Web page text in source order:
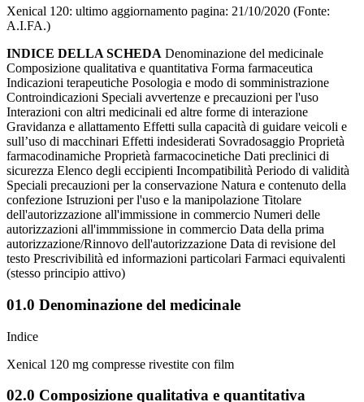
Xenical 120: ultimo aggiornamento pagina: 21/10/2020 (Fonte:
A.I.FA.)
INDICE DELLA SCHEDA Denominazione del medicinale
Composizione qualitativa e quantitativa Forma farmaceutica
Indicazioni terapeutiche Posologia e modo di somministrazione
Controindicazioni Speciali avvertenze e precauzioni per l'uso
Interazioni con altri medicinali ed altre forme di interazione
Gravidanza e allattamento Effetti sulla capacità di guidare veicoli e
sull’uso di macchinari Effetti indesiderati Sovradosaggio Proprietà
farmacodinamiche Proprietà farmacocinetiche Dati preclinici di
sicurezza Elenco degli eccipienti Incompatibilità Periodo di validità
Speciali precauzioni per la conservazione Natura e contenuto della
confezione Istruzioni per l'uso e la manipolazione Titolare
dell'autorizzazione all'immissione in commercio Numeri delle
autorizzazioni all'immmissione in commercio Data della prima
autorizzazione/Rinnovo dell'autorizzazione Data di revisione del
testo Prescrivibilità ed informazioni particolari Farmaci equivalenti
(stesso principio attivo)
01.0 Denominazione del medicinale
Indice
Xenical 120 mg compresse rivestite con film
02.0 Composizione qualitativa e quantitativa